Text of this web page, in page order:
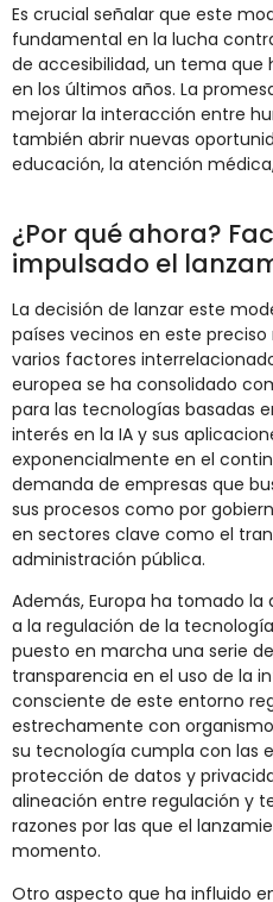
Es crucial señalar que este
fundamental en la lucha
de accesibilidad, un tema
en los últimos años. La
mejorar la interacción entre
también abrir nuevas
educación, la atención
¿Por qué ahora?
impulsado el
La decisión de lanzar este
países vecinos en este
varios factores
europea se ha consolidado
para las tecnologías basadas
interés en la IA y sus
exponencialmente en el
demanda de empresas que
sus procesos como por
en sectores clave como el
administración pública.
Además, Europa ha tomado
a la regulación de la tecnología
puesto en marcha una serie
transparencia en el uso de la
consciente de este entorno
estrechamente con
su tecnología cumpla con las
protección de datos y
alineación entre regulación y
razones por las que el
momento.
Otro aspecto que ha influido